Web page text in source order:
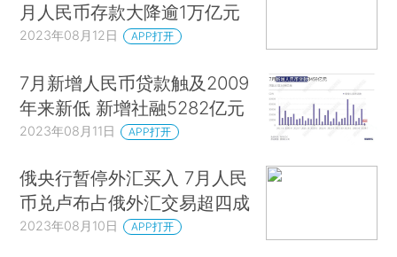
月人民币存款大降逾1万亿元
2023年08月12日 APP打开
7月新增人民币贷款触及2009
年来新低 新增社融5282亿元
2023年08月11日 APP打开
俄央行暂停外汇买入 7月人民
币兑卢布占俄外汇交易超四成
2023年08月10日 APP打开